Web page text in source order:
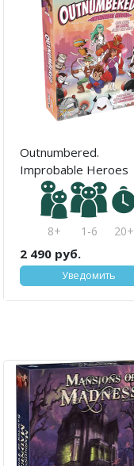
Outnumbered.
Improbable Heroes
8+ 1-6 20+
2 490 руб.
Уведомить